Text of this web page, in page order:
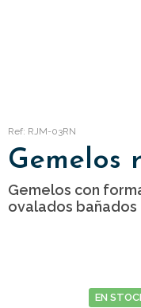
Ref: RJM-03RN
Gemelos
Gemelos con
ovalados bañados
EN